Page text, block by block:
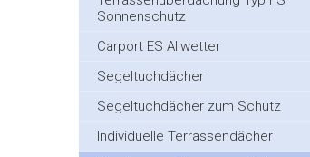
Sonnenschutz
Carport ES Allwetter
Segeltuchdächer
Segeltuchdächer zum Schutz
Individuelle Terrassendächer